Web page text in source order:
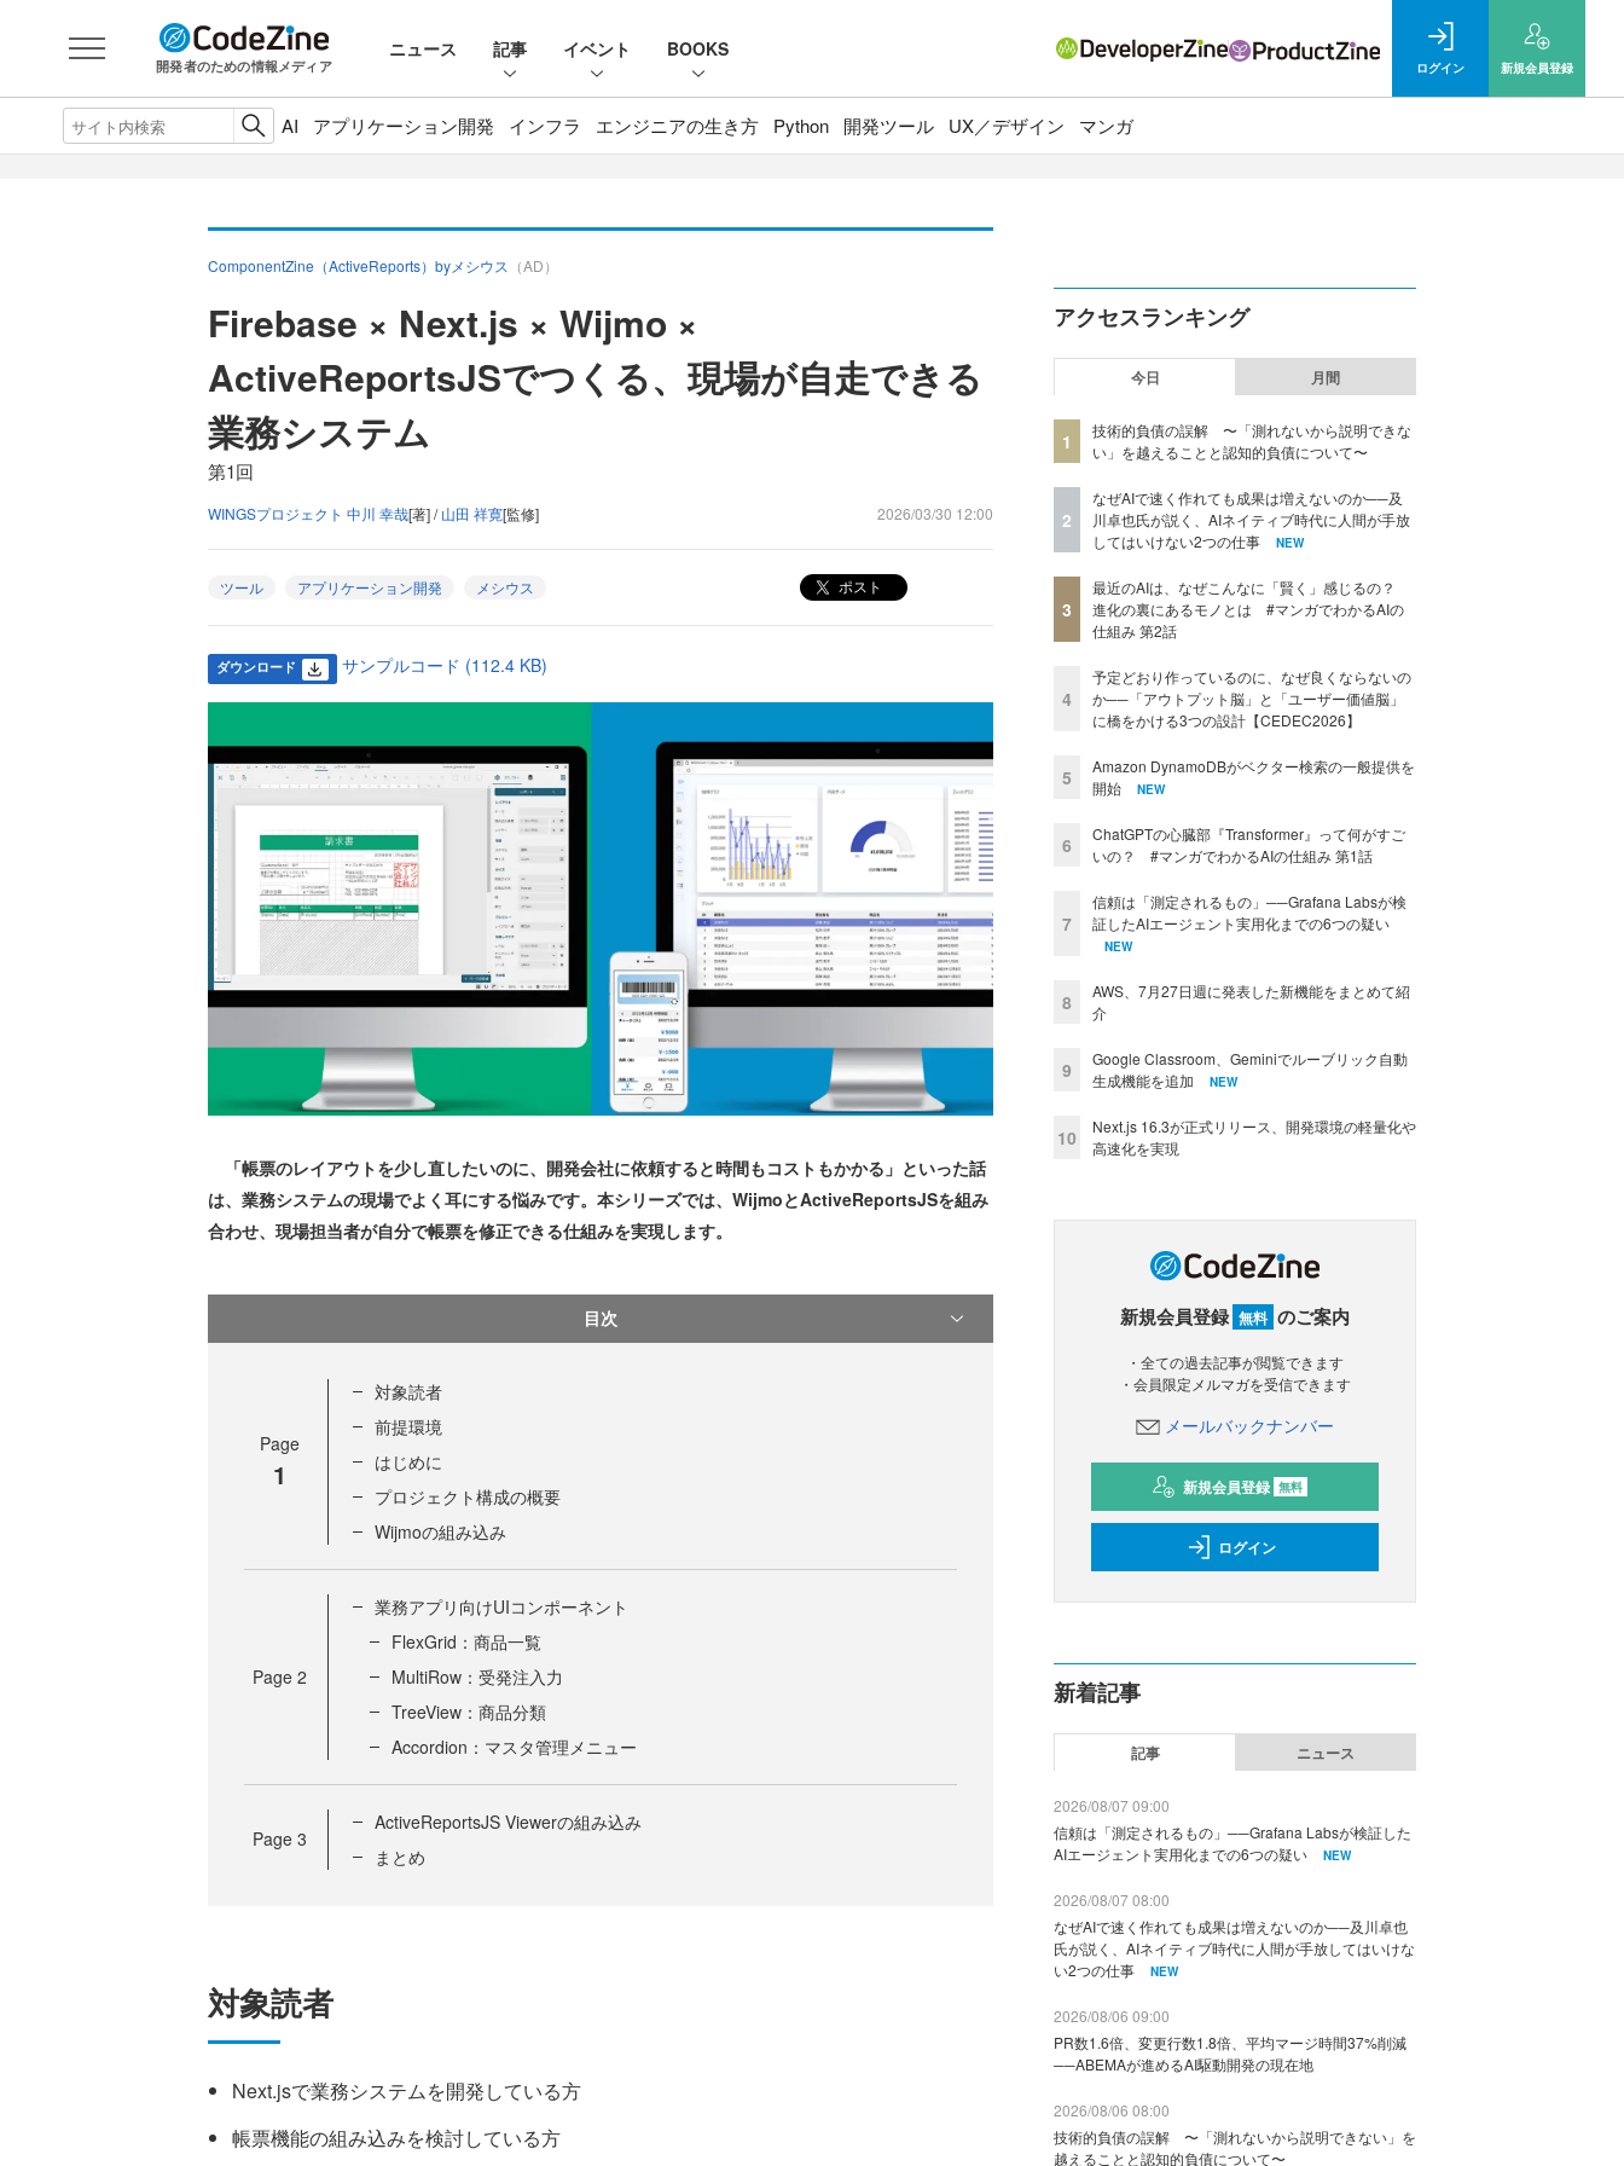
開発者のための情報メディア
ニュース 記事 イベント BOOKS
ログイン 新規会員登録
AI アプリケーション開発 インフラ エンジニアの生き方 Python 開発ツール UX／デザイン マンガ
ComponentZine（ActiveReports）byメシウス （AD）
Firebase × Next.js × Wijmo ×
ActiveReportsJSでつくる、現場が自走できる
業務システム
第1回
WINGSプロジェクト 中川 幸哉[著] /山田 祥寛[監修] 2026/03/30 12:00
ツール アプリケーション開発 メシウス ポスト
ダウンロード サンプルコード (112.4 KB)
「帳票のレイアウトを少し直したいのに、開発会社に依頼すると時間もコストもかかる」といった話
は、業務システムの現場でよく耳にする悩みです。本シリーズでは、WijmoとActiveReportsJSを組み
合わせ、現場担当者が自分で帳票を修正できる仕組みを実現します。
目次
Page
1
対象読者
前提環境
はじめに
プロジェクト構成の概要
Wijmoの組み込み
Page 2
業務アプリ向けUIコンポーネント
FlexGrid：商品一覧
MultiRow：受発注入力
TreeView：商品分類
Accordion：マスタ管理メニュー
Page 3
ActiveReportsJS Viewerの組み込み
まとめ
対象読者
Next.jsで業務システムを開発している方
帳票機能の組み込みを検討している方
アクセスランキング
今日 月間
1
技術的負債の誤解 〜「測れないから説明できな
い」を越えることと認知的負債について〜
2
なぜAIで速く作れても成果は増えないのか──及
川卓也氏が説く、AIネイティブ時代に人間が手放
してはいけない2つの仕事
NEW
3
最近のAIは、なぜこんなに「賢く」感じるの？
進化の裏にあるモノとは #マンガでわかるAIの
仕組み 第2話
4
予定どおり作っているのに、なぜ良くならないの
か──「アウトプット脳」と「ユーザー価値脳」
に橋をかける3つの設計【CEDEC2026】
5
Amazon DynamoDBがベクター検索の一般提供を
開始
NEW
6
ChatGPTの心臓部『Transformer』って何がすご
いの？ #マンガでわかるAIの仕組み 第1話
7
信頼は「測定されるもの」──Grafana Labsが検
証したAIエージェント実用化までの6つの疑い
NEW
8
AWS、7月27日週に発表した新機能をまとめて紹
介
9
Google Classroom、Geminiでルーブリック自動
生成機能を追加
NEW
10
Next.js 16.3が正式リリース、開発環境の軽量化や
高速化を実現
新規会員登録 無料 のご案内
・全ての過去記事が閲覧できます
・会員限定メルマガを受信できます
メールバックナンバー
新規会員登録 無料
ログイン
新着記事
記事 ニュース
2026/08/07 09:00
信頼は「測定されるもの」──Grafana Labsが検証した
AIエージェント実用化までの6つの疑い
NEW
2026/08/07 08:00
なぜAIで速く作れても成果は増えないのか──及川卓也
氏が説く、AIネイティブ時代に人間が手放してはいけな
い2つの仕事
NEW
2026/08/06 09:00
PR数1.6倍、変更行数1.8倍、平均マージ時間37%削減
──ABEMAが進めるAI駆動開発の現在地
2026/08/06 08:00
技術的負債の誤解 〜「測れないから説明できない」を
越えることと認知的負債について〜